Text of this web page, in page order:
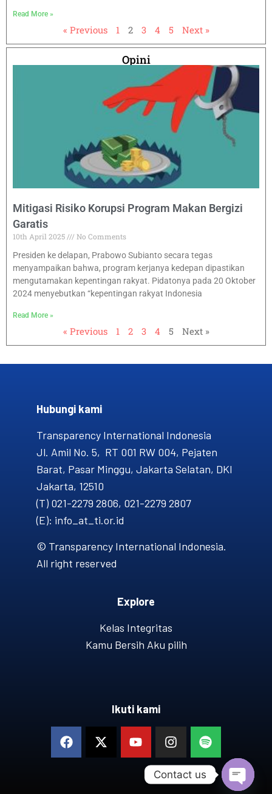
Read More »
« Previous 1 2 3 4 5 Next »
Opini
Mitigasi Risiko Korupsi Program Makan Bergizi
Garatis
10th April 2025
No Comments
Presiden ke delapan, Prabowo Subianto secara tegas
menyampaikan bahwa, program kerjanya kedepan dipastikan
mengutamakan kepentingan rakyat. Pidatonya pada 20 Oktober
2024 menyebutkan “kepentingan rakyat Indonesia
Read More »
« Previous 1 2 3 4 5 Next »
Hubungi kami​
Transparency International Indonesia
Jl. Amil No. 5, RT 001 RW 004, Pejaten
Barat, Pasar Minggu, Jakarta Selatan, DKI
Jakarta, 12510
(T) 021-2279 2806, 021-2279 2807
(E): info_at_ti.or.id
© Transparency International Indonesia.
All right reserved
Explore
Kelas Integritas
Kamu Bersih Aku pilih
Ikuti kami
Contact us